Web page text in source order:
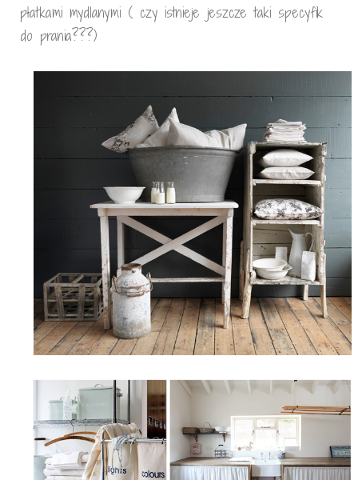
płatkami mydlanymi ( czy istnieje jeszcze taki specyfik
do prania???)